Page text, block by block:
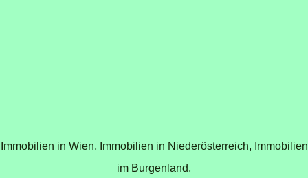
Immobilien in Wien, Immobilien in Niederösterreich, Immobilien
im Burgenland,